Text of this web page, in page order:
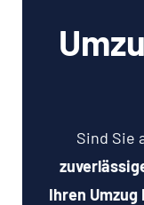
Sind Sie
Ihren